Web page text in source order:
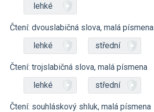
lehké
Čtení: dvouslabičná slova, malá písmena
lehké
střední
Čtení: trojslabičná slova, malá písmena
lehké
střední
Čtení: souhláskový shluk, malá písmena